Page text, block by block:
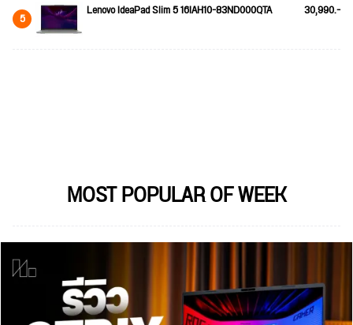
5 Lenovo IdeaPad Slim 5 16IAH10-83ND000QTA 30,990.-
MOST POPULAR OF WEEK